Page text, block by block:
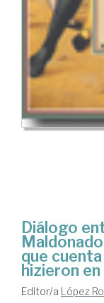
Diálogo
que
hizieron
Editor/a López